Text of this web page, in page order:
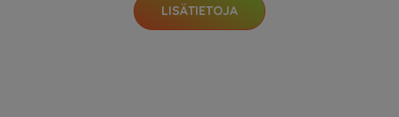
LISÄTIETOJA